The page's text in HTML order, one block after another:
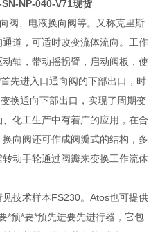
NP-040-V71现货
阀、电液换向阀等。又称克里斯
道，可适时改变流体流向。工作
轴，带动摇拐臂，启动阀板，使
先进入口通向阀的下部出口，时
换通向下部出口，实现了周期变
化工生产中有着广的应用，在合
向阀还可作成阀瓣式的结构，多
动手轮通过阀瓣来变换工作流体
技术样本FS230。Atos也可提供
*预*要*预先进要先进行器，它包